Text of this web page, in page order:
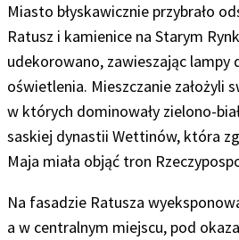
Miasto błyskawicznie przybrało
Ratusz i kamienice na Starym
udekorowano, zawieszając lampy
oświetlenia. Mieszczanie założyli
w których dominowały zielono-
saskiej dynastii Wettinów, która
Maja miała objąć tron
Na fasadzie Ratusza
a w centralnym miejscu, pod